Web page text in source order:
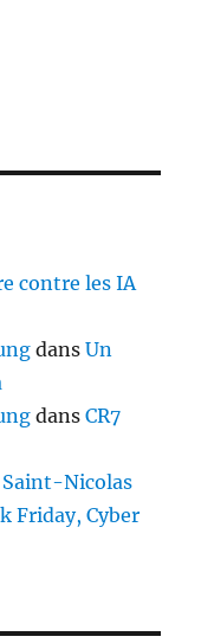
contre les IA
dansUn
dansCR7
Saint-Nicolas
Friday, Cyber